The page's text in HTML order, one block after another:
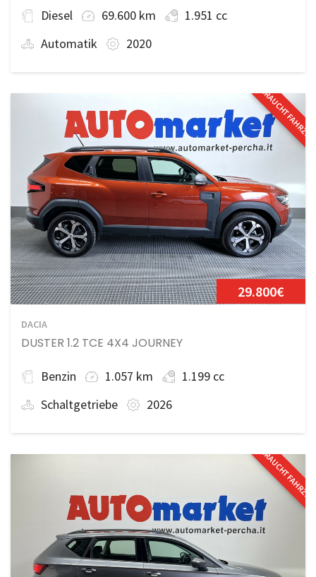
Diesel 69.600 km
1.951 cc
Automatik
2020
29.800€
DACIA
DUSTER 1.2 TCE 4X4 JOURNEY
Benzin 1.057 km
1.199 cc
Schaltgetriebe
2026